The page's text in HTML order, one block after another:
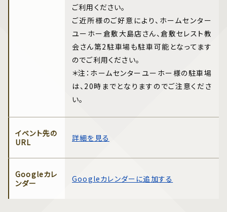
ご利用ください。
ご近所様のご好意により、ホームセンター
ユーホー倉敷大島店さん、倉敷セレスト教
会さん第2駐車場も駐車可能となってます
のでご利用ください。
＊注：ホームセンターユーホー様の駐車場
は、20時までとなりますのでご注意くださ
い。
イベント先の
URL
詳細を見る
Googleカレ
ンダー
Googleカレンダーに追加する